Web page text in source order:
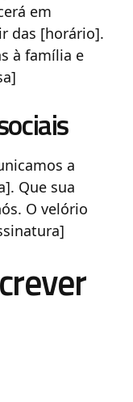
em
das [horário].
à família e
a
Que sua
O velório